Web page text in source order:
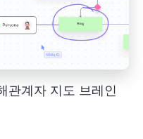
관계자 지도 브레인